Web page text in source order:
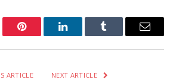
Pinterest LinkedInTumblr Email
ARTICLE NEXT ARTICLE